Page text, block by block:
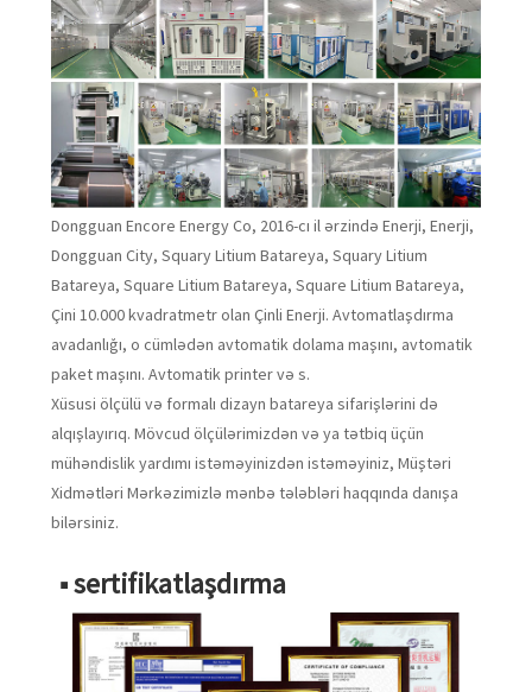
Dongguan Encore Energy Co, 2016-cı il ərzində Enerji, Enerji,
Dongguan City, Squary Litium Batareya, Squary Litium
Batareya, Square Litium Batareya, Square Litium Batareya,
Çini 10.000 kvadratmetr olan Çinli Enerji. Avtomatlaşdırma
avadanlığı, o cümlədən avtomatik dolama maşını, avtomatik
paket maşını. Avtomatik printer və s.
Xüsusi ölçülü və formalı dizayn batareya sifarişlərini də
alqışlayırıq. Mövcud ölçülərimizdən və ya tətbiq üçün
mühəndislik yardımı istəməyinizdən istəməyiniz, Müştəri
Xidmətləri Mərkəzimizlə mənbə tələbləri haqqında danışa
bilərsiniz.
■ sertifikatlaşdırma